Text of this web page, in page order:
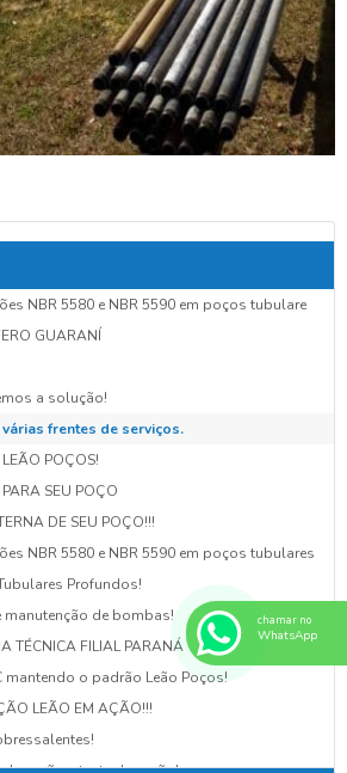
NBR 5580 e NBR 5590 em poços tubulare
GUARANÍ
a solução!
frentes de serviços.
POÇOS!
SEU POÇO
DE SEU POÇO!!!
NBR 5580 e NBR 5590 em poços tubulares
Profundos!
manutenção de bombas!
TÉCNICA FILIAL PARANÁ
mantendo o padrão Leão Poços!
LEÃO EM AÇÃO!!!
chamar no
WhatsApp